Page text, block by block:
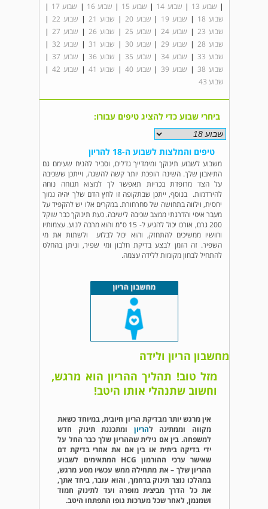
| שבוע 13 | שבוע 14 | שבוע 15 | שבוע 16 | שבוע 17
|
שבוע 18
| שבוע 19 | שבוע 20 | שבוע 21 | שבוע 22
|
שבוע 23
| שבוע 24 | שבוע 25 | שבוע 26 | שבוע 27
|
שבוע 28
| שבוע 29 | שבוע 30 | שבוע 31 | שבוע 32
|
שבוע 33
| שבוע 34 | שבוע 35 | שבוע 36 | שבוע 37
|
שבוע 38
| שבוע 39 | שבוע 40 | שבוע 41 | שבוע 42
|
שבוע 43
ביחרי שבוע כדי להציג טיפים עבורו:
טיפים והמלצות לשבוע ה-18 להריון
משבוע לשבוע תינוקך ומימדייך גדלים, וסביר להניח שעימם גם
התיאבון שלך. השינה הופכת יותר קשה להשגה, וייתכן ששכיבה
על הצד מרופדת בכריות תאפשר לך למצוא תנוחה נוחה
להירדמות. בנוסף, ייתכן שבתקופה זו לחץ הדם שלך יהיה נמוך
יחסית, וילווה בתחושה של סחרחורת. במקרים אלו יש להקפיד על
מעבר איטי והדרגתי ממצב שכיבה לישיבה. כעת תינוקך כבר שוקל
200 גרם, אורכו יכול להגיע ל- 15 ס"מ והוא מרבה לנוע. עצמותיו
וחושיו ממשיכים להתחזק, והוא יכול לבלוע ולשתות את מי
השפיר. זה הזמן לבצע בדיקת חלבון ומי שפיר, וניתן בהחלט
להתחיל לבחון מקומות ללידה עצמה.
מחשבון הריון ולידה
מזל טוב! תהליך ההריון הוא מרגש,
וחשוב שתנהלי אותו היטב!
אין מרגש יותר מבדיקת הריון חיובית, במיוחד כשאת
מקווה וממתינה להריון ומתכננת תינוק חדש
למשפחה. בין אם גילית שההריון שלך כבר החל על
ידי בדיקה ביתית או בין אם את אחרי בדיקת דם
שאישר ערכי ההורמון HCG המתאימים לשבוע
ההריון שלך – את מתחילה ממש עכשיו מסע מרגש,
במהלכו נוצר תינוק ברחמך, והוא עובר, ביחד אתך,
את כל הדרך מביצית מופרה ועד לתינוק חמוד
ושמנמן, לאחר שכל מערכות גופו התפתחו היטב.